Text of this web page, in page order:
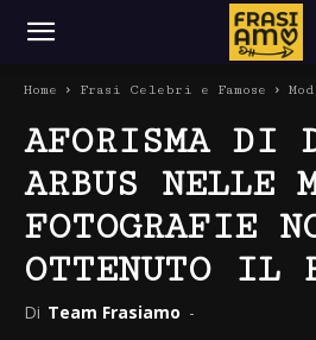
Home Frasi Celebri e Famose
AFORISMA DI
ARBUS NELLE
FOTOGRAFIE
OTTENUTO IL
Di Team Frasiamo -